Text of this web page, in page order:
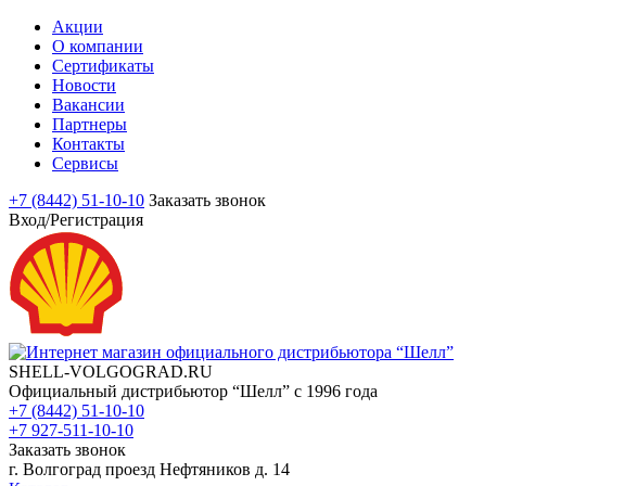
Акции
О компании
Сертификаты
Новости
Вакансии
Партнеры
Контакты
Сервисы
+7 (8442) 51-10-10 Заказать звонок
Вход/Регистрация
SHELL-VOLGOGRAD.RU
Официальный дистрибьютор “Шелл” с 1996 года
+7 (8442) 51-10-10
+7 927-511-10-10
Заказать звонок
г. Волгоград проезд Нефтяников д. 14